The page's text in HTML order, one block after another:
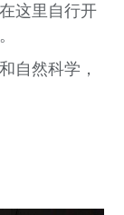
这里自行开
自然科学，